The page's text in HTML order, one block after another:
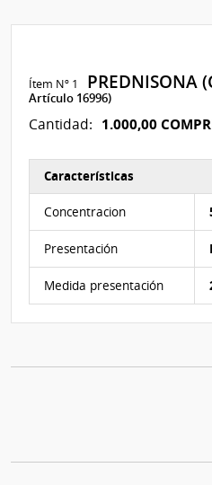
Ítem Nº 1 PREDNISONA
Artículo 16996)
Cantidad: 1.000,00
Características
Concentracion
Presentación
Medida presentación